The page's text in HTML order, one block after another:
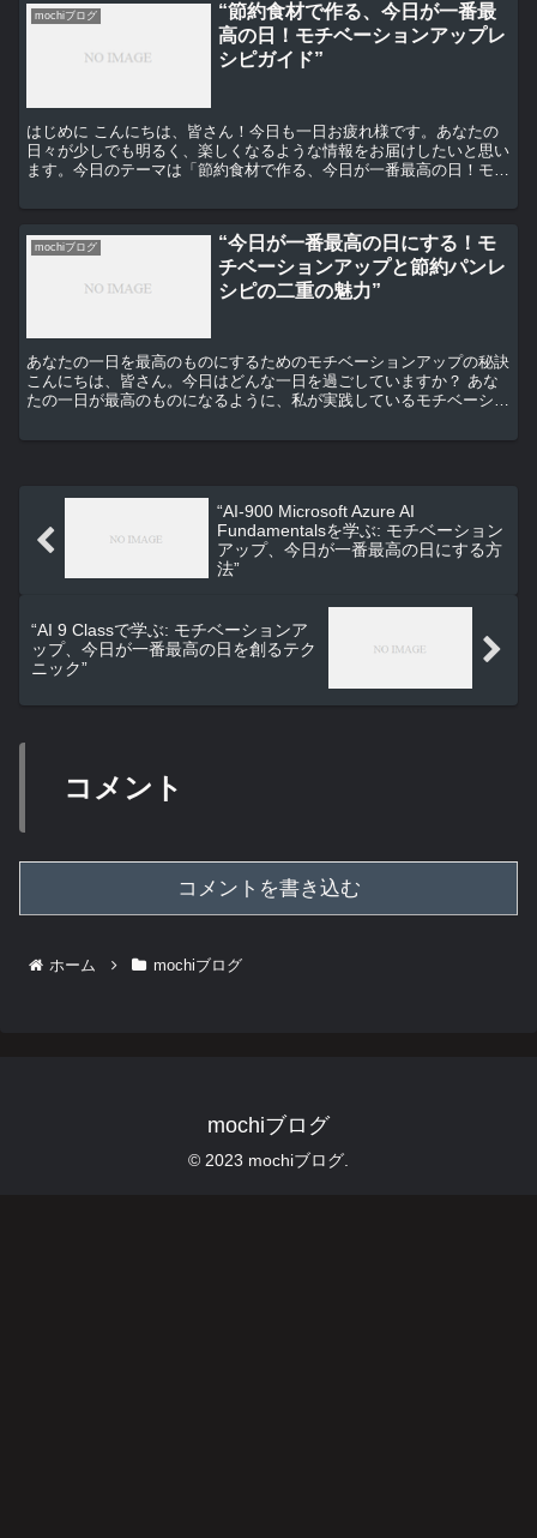
mochiブログ
“節約食材で作る、今日が一番最
高の日！モチベーションアップレ
シピガイド”
はじめに こんにちは、皆さん！今日も一日お疲れ様です。あなたの
日々が少しでも明るく、楽しくなるような情報をお届けしたいと思い
ます。今日のテーマは「節約食材で作る、今日が一番最高の日！モチ
mochiブログ
“今日が一番最高の日にする！モ
チベーションアップと節約パンレ
シピの二重の魅力”
あなたの一日を最高のものにするためのモチベーションアップの秘訣
こんにちは、皆さん。今日はどんな一日を過ごしていますか？ あな
たの一日が最高のものになるように、私が実践しているモチベーショ
“AI-900 Microsoft Azure AI
Fundamentalsを学ぶ: モチベーション
アップ、今日が一番最高の日にする方
法”
“AI 9 Classで学ぶ: モチベーションア
ップ、今日が一番最高の日を創るテク
ニック”
コメント
コメントを書き込む
ホーム mochiブログ
mochiブログ
© 2023 mochiブログ.